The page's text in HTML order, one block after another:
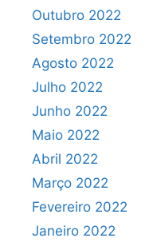
Outubro 2022
Setembro 2022
Agosto 2022
Julho 2022
Junho 2022
Maio 2022
Abril 2022
Março 2022
Fevereiro 2022
Janeiro 2022